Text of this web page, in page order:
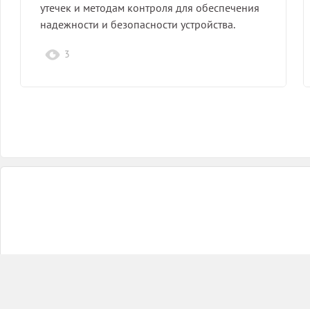
утечек и методам контроля для обеспечения
надежности и безопасности устройства.
3